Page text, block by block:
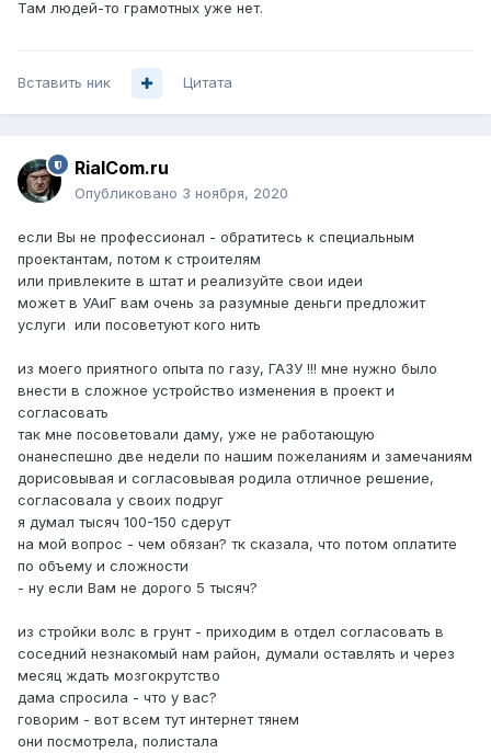
Там людей-то грамотных уже нет.
Вставить ник Цитата
RialCom.ru
Опубликовано 3 ноября, 2020
если Вы не профессионал - обратитесь к специальным
проектантам, потом к строителям
или привлеките в штат и реализуйте свои идеи
может в УАиГ вам очень за разумные деньги предложит
услуги или посоветуют кого нить
из моего приятного опыта по газу, ГАЗУ !!! мне нужно было
внести в сложное устройство изменения в проект и
согласовать
так мне посоветовали даму, уже не работающую
онанеспешно две недели по нашим пожеланиям и замечаниям
дорисовывая и согласовывая родила отличное решение,
согласовала у своих подруг
я думал тысяч 100-150 сдерут
на мой вопрос - чем обязан? тк сказала, что потом оплатите
по объему и сложности
- ну если Вам не дорого 5 тысяч?
из стройки волс в грунт - приходим в отдел согласовать в
соседний незнакомый нам район, думали оставлять и через
месяц ждать мозгокрутство
дама спросила - что у вас?
говорим - вот всем тут интернет тянем
они посмотрела, полистала